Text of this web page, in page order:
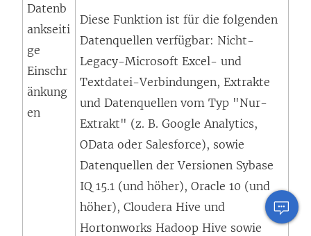
Datenb
ankseiti
ge
Einschr
änkung
en
Diese Funktion ist für die folgenden
Datenquellen verfügbar: Nicht-
Legacy-Microsoft Excel- und
Textdatei-Verbindungen, Extrakte
und Datenquellen vom Typ "Nur-
Extrakt" (z. B. Google Analytics,
OData oder Salesforce), sowie
Datenquellen der Versionen Sybase
IQ 15.1 (und höher), Oracle 10 (und
höher), Cloudera Hive und
Hortonworks Hadoop Hive sowie